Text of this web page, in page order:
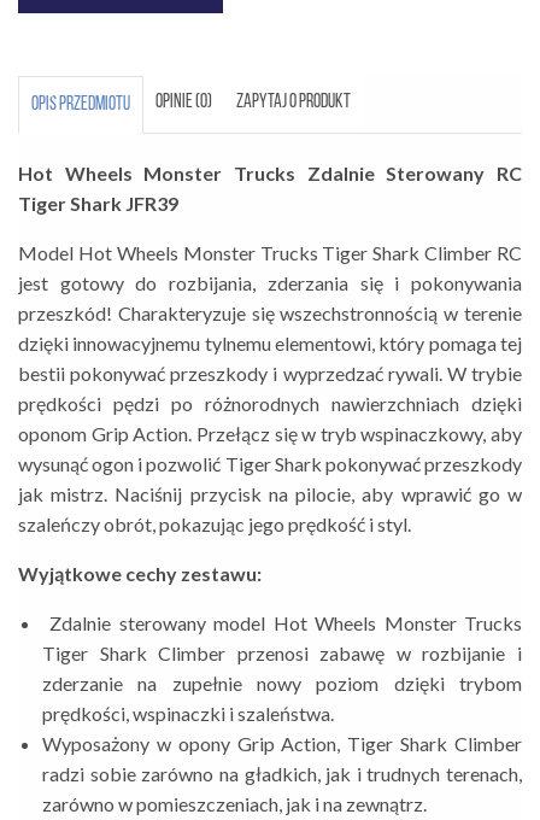
OPIS PRZEDMIOTU OPINIE (0) ZAPYTAJ O PRODUKT
Hot Wheels Monster Trucks Zdalnie Sterowany RC
Tiger Shark JFR39
Model Hot Wheels Monster Trucks Tiger Shark Climber RC
jest gotowy do rozbijania, zderzania się i pokonywania
przeszkód! Charakteryzuje się wszechstronnością w terenie
dzięki innowacyjnemu tylnemu elementowi, który pomaga tej
bestii pokonywać przeszkody i wyprzedzać rywali. W trybie
prędkości pędzi po różnorodnych nawierzchniach dzięki
oponom Grip Action. Przełącz się w tryb wspinaczkowy, aby
wysunąć ogon i pozwolić Tiger Shark pokonywać przeszkody
jak mistrz. Naciśnij przycisk na pilocie, aby wprawić go w
szaleńczy obrót, pokazując jego prędkość i styl.
Wyjątkowe cechy zestawu:
Zdalnie sterowany model Hot Wheels Monster Trucks
Tiger Shark Climber przenosi zabawę w rozbijanie i
zderzanie na zupełnie nowy poziom dzięki trybom
prędkości, wspinaczki i szaleństwa.
Wyposażony w opony Grip Action, Tiger Shark Climber
radzi sobie zarówno na gładkich, jak i trudnych terenach,
zarówno w pomieszczeniach, jak i na zewnątrz.